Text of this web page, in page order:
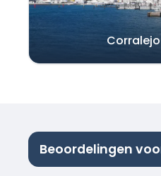
Corralejo
Beoordelingen